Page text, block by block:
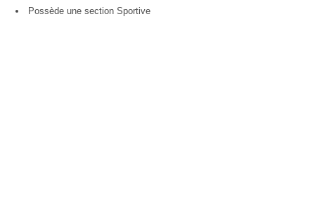
Possède une section Sportive